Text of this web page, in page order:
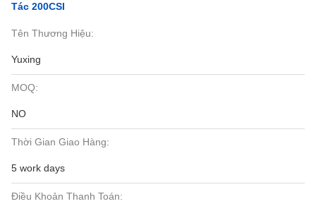
Tác 200CSI
Tên Thương Hiệu:
Yuxing
MOQ:
NO
Thời Gian Giao Hàng:
5 work days
Điều Khoản Thanh Toán: